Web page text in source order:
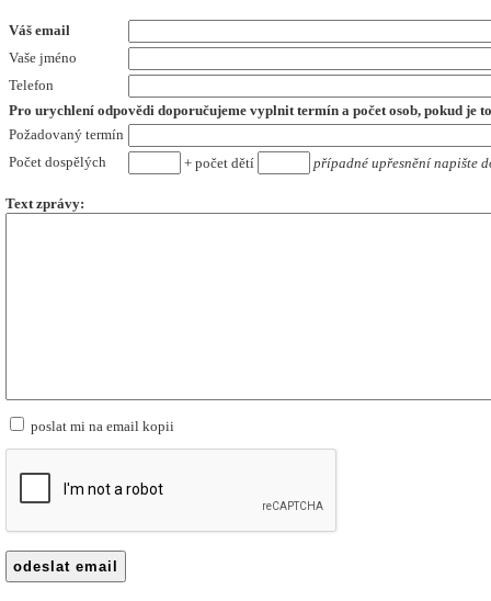
Váš email
Vaše jméno
Telefon
Pro urychlení odpovědi doporučujeme vyplnit termín a počet osob, pokud je
Požadovaný termín
Počet dospělých
+ počet dětí případné upřesnění napište
Text zprávy:
poslat mi na email kopii